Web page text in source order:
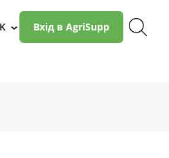
› Вхід в AgriSupp